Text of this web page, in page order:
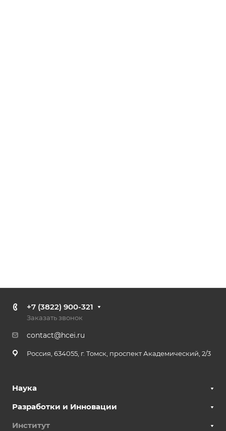
+7 (3822) 900-321
Заказать звонок
contact@hcei.ru
Россия, 634055, г. Томск, проспект Академический, 2/3
Наука
Разработки и Инновации
Институт